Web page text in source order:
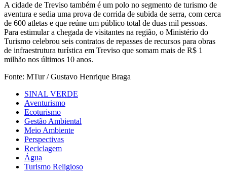
A cidade de Treviso também é um polo no segmento de turismo de
aventura e sedia uma prova de corrida de subida de serra, com cerca
de 600 atletas e que reúne um público total de duas mil pessoas.
Para estimular a chegada de visitantes na região, o Ministério do
Turismo celebrou seis contratos de repasses de recursos para obras
de infraestrutura turística em Treviso que somam mais de R$ 1
milhão nos últimos 10 anos.
Fonte: MTur / Gustavo Henrique Braga
SINAL VERDE
Aventurismo
Ecoturismo
Gestão Ambiental
Meio Ambiente
Perspectivas
Reciclagem
Água
Turismo Religioso